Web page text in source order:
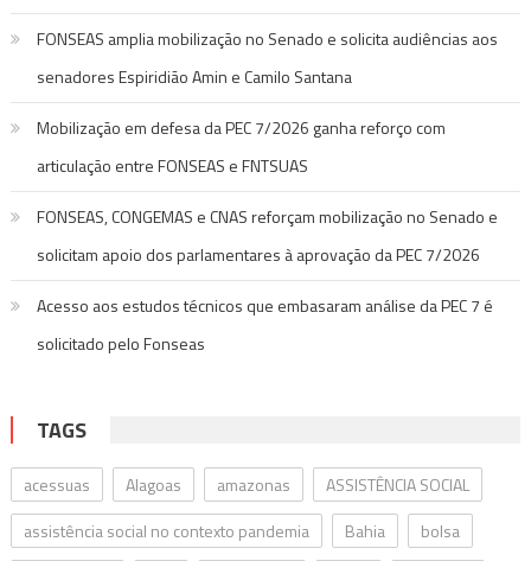
FONSEAS amplia mobilização no Senado e solicita audiências aos
senadores Espiridião Amin e Camilo Santana
Mobilização em defesa da PEC 7/2026 ganha reforço com
articulação entre FONSEAS e FNTSUAS
FONSEAS, CONGEMAS e CNAS reforçam mobilização no Senado e
solicitam apoio dos parlamentares à aprovação da PEC 7/2026
Acesso aos estudos técnicos que embasaram análise da PEC 7 é
solicitado pelo Fonseas
TAGS
acessuas Alagoas amazonas
ASSISTÊNCIA SOCIAL
assistência social no contexto pandemia
Bahia
bolsa